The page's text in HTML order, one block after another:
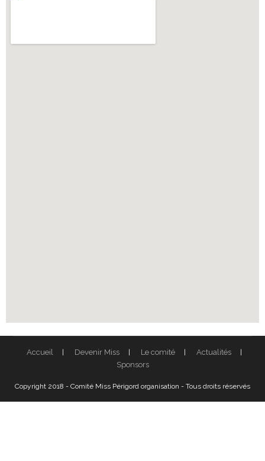
Accueil Devenir Miss Le comité
Actualités
Sponsors
Copyright 2018 - Comité Miss Périgord organisation - Tous droits réservés